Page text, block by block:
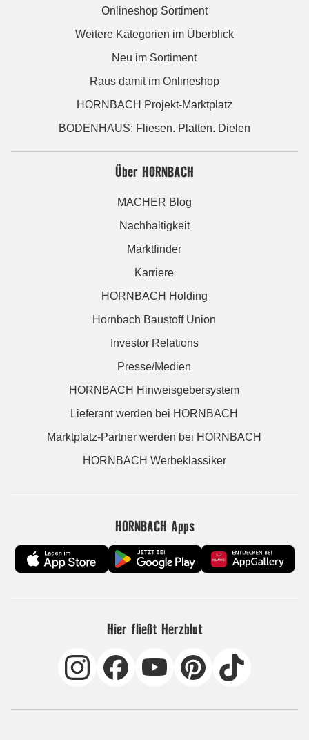
Onlineshop Sortiment
Weitere Kategorien im Überblick
Neu im Sortiment
Raus damit im Onlineshop
HORNBACH Projekt-Marktplatz
BODENHAUS: Fliesen. Platten. Dielen
Über HORNBACH
MACHER Blog
Nachhaltigkeit
Marktfinder
Karriere
HORNBACH Holding
Hornbach Baustoff Union
Investor Relations
Presse/Medien
HORNBACH Hinweisgebersystem
Lieferant werden bei HORNBACH
Marktplatz-Partner werden bei HORNBACH
HORNBACH Werbeklassiker
HORNBACH Apps
Hier fließt Herzblut